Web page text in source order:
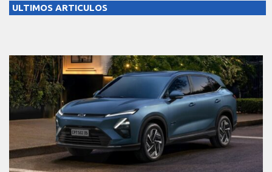
ULTIMOS ARTICULOS